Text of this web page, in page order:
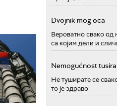
Dvojnik mog oca
Вероватно свако од
са којим дели и
Nemogućnost
Не туширате се
то је здраво